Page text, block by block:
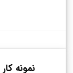
نمونه